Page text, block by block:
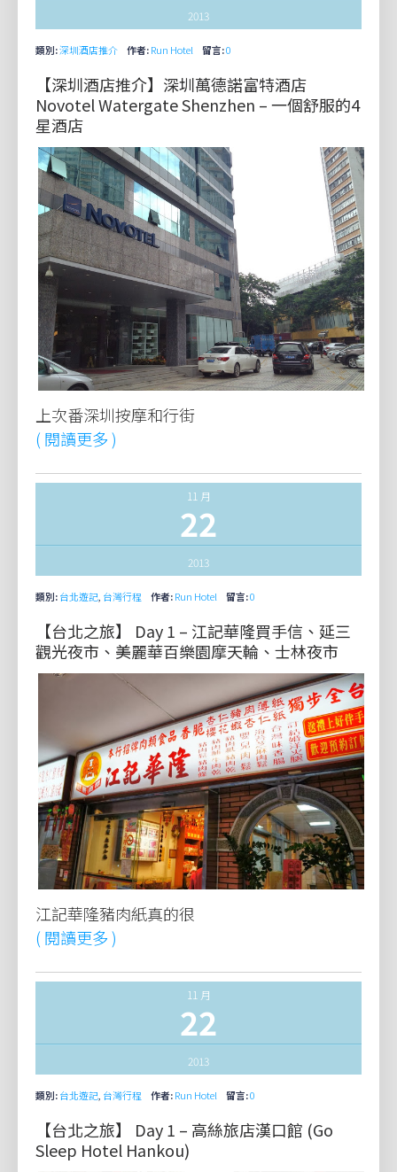
2013
類別:深圳酒店推介 作者:Run Hotel 留言:0
【深圳酒店推介】深圳萬德諾富特酒店
Novotel Watergate Shenzhen – 一個舒服的4
星酒店
上次番深圳按摩和行街
( 閱讀更多 )
11 月
22
2013
類別:台北遊記 台灣行程 作者:Run Hotel 留言:0
【台北之旅】 Day 1 – 江記華隆買手信、延三
觀光夜市、美麗華百樂園摩天輪、士林夜市
江記華隆豬肉紙真的很
( 閱讀更多 )
11 月
22
2013
類別:台北遊記 台灣行程 作者:Run Hotel 留言:0
【台北之旅】 Day 1 – 高絲旅店漢口館 (Go
Sleep Hotel Hankou)